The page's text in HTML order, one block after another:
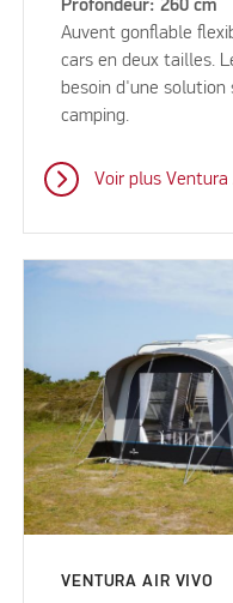
Profondeur: 260 cm
Auvent gonflable
cars en deux tailles.
besoin d'une solution
camping.
Voir plus Ventura
VENTURA AIR VIVO